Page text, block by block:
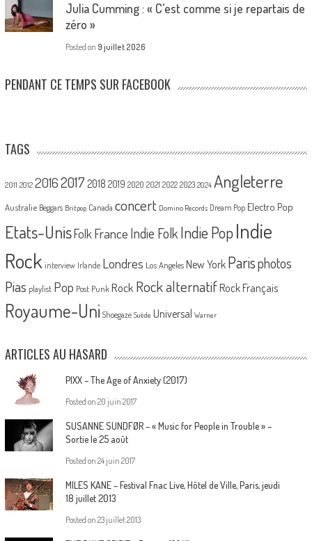
Julia Cumming : « C’est comme si je repartais de
zéro »
Posted on 9 juillet 2026
PENDANT CE TEMPS SUR FACEBOOK
TAGS
2011 2012 20162017 2018 2019 2020 2021 2022 2023 2024 Angleterre
Australie Beggars Britpop Canada concert Domino Records Dream Pop Electro Pop
Etats-UnisFolk France Indie FolkIndie PopIndie
Rock interview Irlande Londres Los Angeles New York Parisphotos
Pias playlist Pop Post Punk Rock Rock alternatif Rock Français
Royaume-Uni Shoegaze Suède Universal Warner
ARTICLES AU HASARD
PIXX – The Age of Anxiety (2017)
Posted on 20 juin 2017
SUSANNE SUNDFØR – « Music for People in Trouble » –
Sortie le 25 août
Posted on 24 juin 2017
MILES KANE – Festival Fnac Live, Hôtel de Ville, Paris, jeudi
18 juillet 2013
Posted on 23 juillet 2013